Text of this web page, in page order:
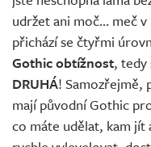
udržet ani moč… meč v
přichází se čtyřmi
Gothic obtížnost, tedy
DRUHÁ! Samozřejmě,
mají původní Gothic
co máte udělat, kam jít